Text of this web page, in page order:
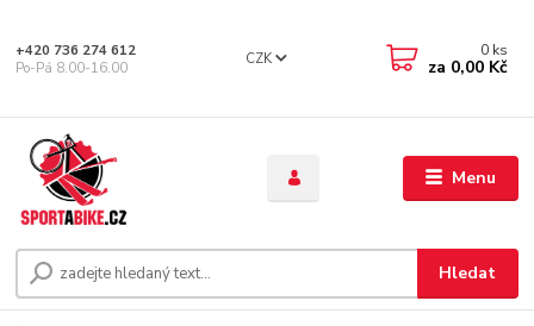
Menu
CZK
Hledat
+420 736 274 612
Po-Pá 8.00-16.00
0 ks
za 0,00 Kč